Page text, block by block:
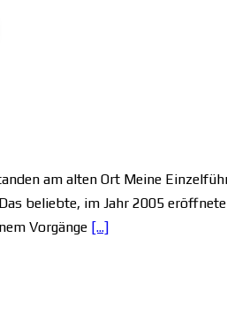
am alten Ort Meine
beliebte, im Jahr 2005
Vorgänge [...]